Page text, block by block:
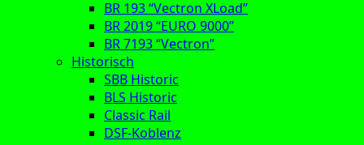
BR 193 “Vectron XLoad”
BR 2019 “EURO 9000”
BR 7193 “Vectron”
Historisch
SBB Historic
BLS Historic
Classic Rail
DSF-Koblenz